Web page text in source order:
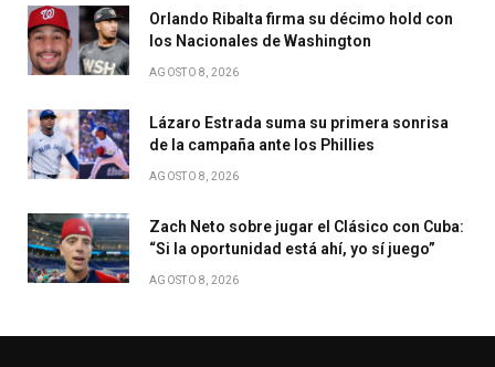
Orlando Ribalta firma su décimo hold con
los Nacionales de Washington
AGOSTO 8, 2026
Lázaro Estrada suma su primera sonrisa
de la campaña ante los Phillies
AGOSTO 8, 2026
Zach Neto sobre jugar el Clásico con Cuba:
“Si la oportunidad está ahí, yo sí juego”
AGOSTO 8, 2026